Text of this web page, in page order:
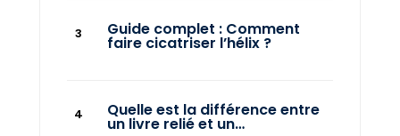
Guide complet : Comment
faire cicatriser l’hélix ?
Quelle est la différence entre
un livre relié et un…